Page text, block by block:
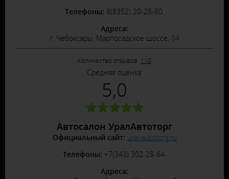
Телефоны: 8(8352) 20-28-60.
Адреса:
г. Чебоксары, Марпосадское шоссе, 14
Количество отзывов: 110
Средняя оценка:
5,0
Автосалон УралАвтоторг
Официальный сайт: ural-autotorg.ru
Телефоны: +7(343) 302-28-64.
Адреса: